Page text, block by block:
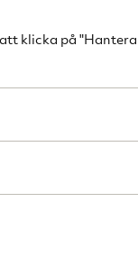
klicka på
hela